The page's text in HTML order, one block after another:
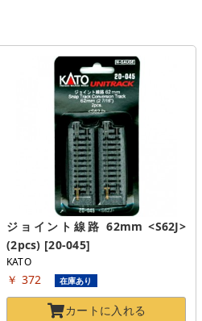
ジョイント線路 62mm <S62J>
(2pcs) [20-045]
KATO
￥ 372 在庫あり
カートに入れる